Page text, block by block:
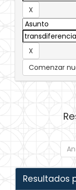
Comenzar
Resultados